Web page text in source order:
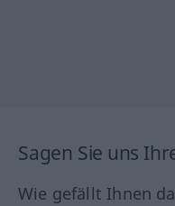
Sagen Sie uns
Wie gefällt Ihnen